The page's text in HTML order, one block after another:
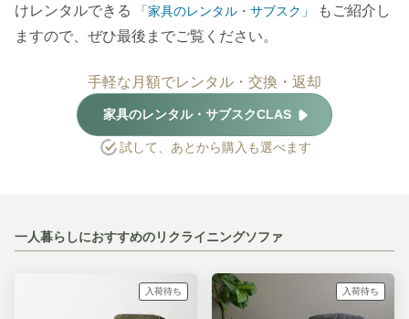
けレンタルできる
「家具のレンタル・サブスク」
もご紹介し
ますので、ぜひ最後までご覧ください。
手軽な月額でレンタル・交換・返却
家具のレンタル・サブスクCLAS
試して、あとから購入も選べます
一人暮らしにおすすめのリクライニングソファ
入荷待ち 入荷待ち